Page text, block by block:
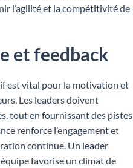
l’agilité et la compétitivité de
et feedback
est vital pour la motivation et
Les leaders doivent
tout en fournissant des pistes
renforce l’engagement et
continue. Un leader
favorise un climat de